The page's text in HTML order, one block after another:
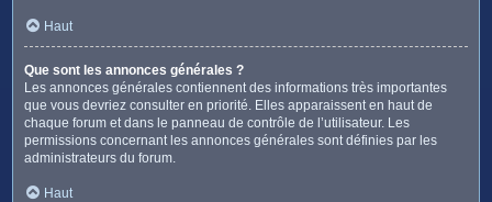
Haut
Que sont les annonces générales ?
Les annonces générales contiennent des informations très importantes
que vous devriez consulter en priorité. Elles apparaissent en haut de
chaque forum et dans le panneau de contrôle de l’utilisateur. Les
permissions concernant les annonces générales sont définies par les
administrateurs du forum.
Haut